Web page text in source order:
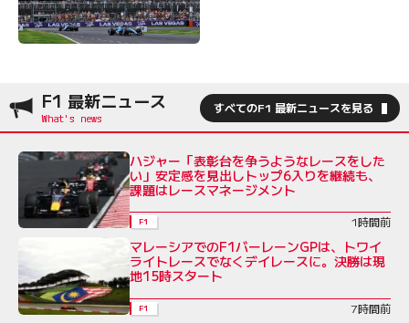
F1 最新ニュース すべてのF1 最新ニュースを見る
ハジャー「表彰台を争うようなレースをした
い」安定感を見出しトップ6入りを継続も、
課題はレースマネージメント
F1 1時間前
マレーシアでのF1バーレーンGPは、トワイ
ライトレースでなくデイレースに。決勝は現
地15時スタート
F1 7時間前